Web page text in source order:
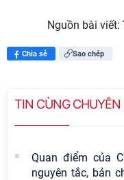
Nguồn bài viết:
Chia sẻ Sao chép
TIN CÙNG CHUYÊN
Quan điểm của
nguyên tắc, bản